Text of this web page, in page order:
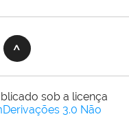
sob a licença
3.0 Não